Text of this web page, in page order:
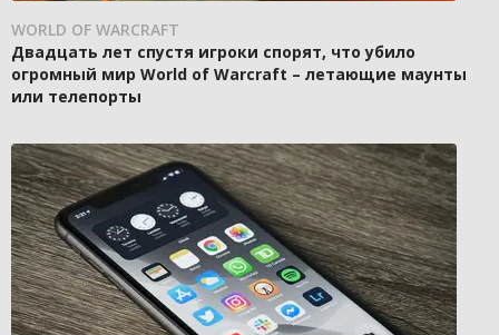
WORLD OF WARCRAFT
Двадцать лет спустя игроки спорят, что убило
огромный мир World of Warcraft – летающие маунты
или телепорты